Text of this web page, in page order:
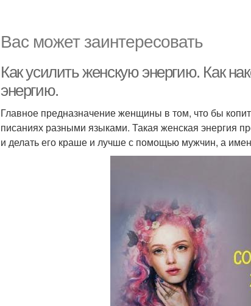
Вас может заинтересовать
Как усилить женскую энергию. Как
энергию.
Главное предназначение женщины в том, что бы
писаниях разными языками. Такая женская энергия
и делать его краше и лучше с помощью мужчин, а